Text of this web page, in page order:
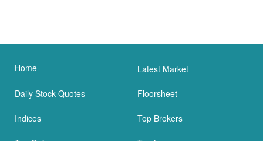
Home Latest Market
Daily Stock Quotes Floorsheet
Indices Top Brokers